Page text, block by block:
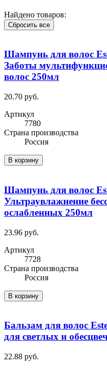
Найдено товаров:
Сбросить все
Шампунь для волос
Заботы
волос 250мл
20.70 руб.
Артикул
7780
Cтрана производства
Россия
В корзину
Шампунь для волос
Ультраувлажнение
ослабленных 250мл
23.96 руб.
Артикул
7728
Cтрана производства
Россия
В корзину
Бальзам для волос
для светлых и
22.88 руб.